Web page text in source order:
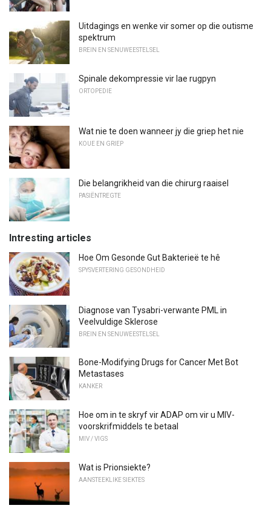
Uitdagings en wenke vir somer op die outisme
spektrum
BREIN EN SENUWEESTELSEL
Spinale dekompressie vir lae rugpyn
ORTOPEDIE
Wat nie te doen wanneer jy die griep het nie
KOUE EN GRIEP
Die belangrikheid van die chirurg raaisel
PASIËNTREGTE
Intresting articles
Hoe Om Gesonde Gut Bakterieë te hê
SPYSVERTERING GESONDHEID
Diagnose van Tysabri-verwante PML in
Veelvuldige Sklerose
BREIN EN SENUWEESTELSEL
Bone-Modifying Drugs for Cancer Met Bot
Metastases
KANKER
Hoe om in te skryf vir ADAP om vir u MIV-
voorskrifmiddels te betaal
MIV / VIGS
Wat is Prionsiekte?
AANSTEEKLIKE SIEKTES